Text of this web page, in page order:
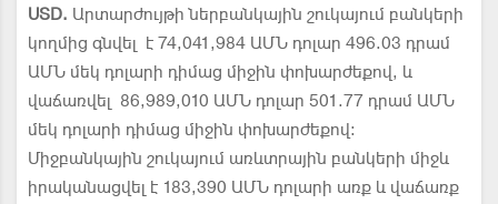
USD. Արտարժույթի ներբանկային շուկայում բանկերի
կողմից գնվել է 74,041,984 ԱՄՆ դոլար 496.03 դրամ
ԱՄՆ մեկ դոլարի դիմաց միջին փոխարժեքով, և
վաճառվել 86,989,010 ԱՄՆ դոլար 501.77 դրամ ԱՄՆ
մեկ դոլարի դիմաց միջին փոխարժեքով:
Միջբանկային շուկայում առևտրային բանկերի միջև
իրականացվել է 183,390 ԱՄՆ դոլարի առք և վաճառք